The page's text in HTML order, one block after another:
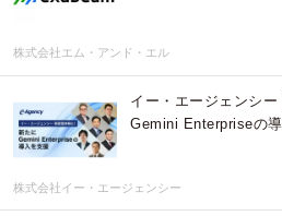
株式会社エム・アンド・エル
イー・エージェンシ
Gemini Enterpriseの
株式会社イー・エージェンシー